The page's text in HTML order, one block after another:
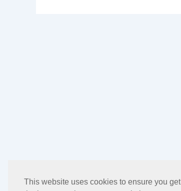
This website uses cookies to ensure you get